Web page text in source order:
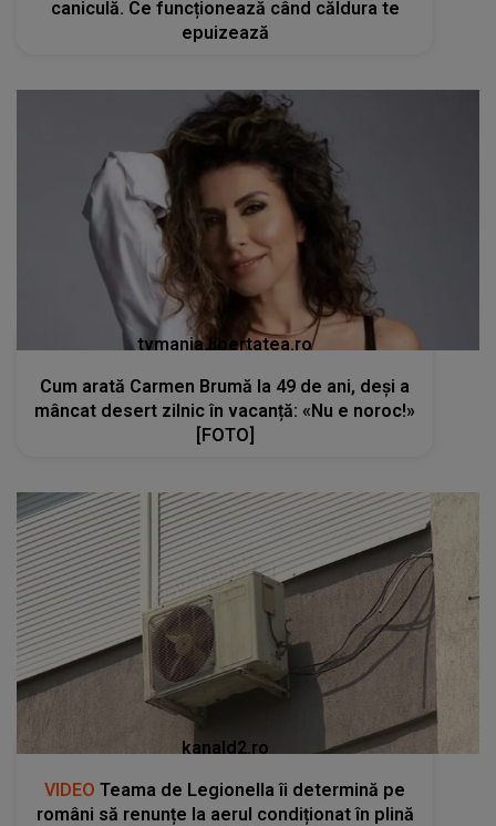
caniculă. Ce funcționează când căldura te
epuizează
tvmania.libertatea.ro
Cum arată Carmen Brumă la 49 de ani, deși a
mâncat desert zilnic în vacanță: «Nu e noroc!»
[FOTO]
kanald2.ro
VIDEO Teama de Legionella îi determină pe
români să renunțe la aerul condiționat în plină